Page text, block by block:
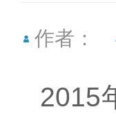
作者：
2015